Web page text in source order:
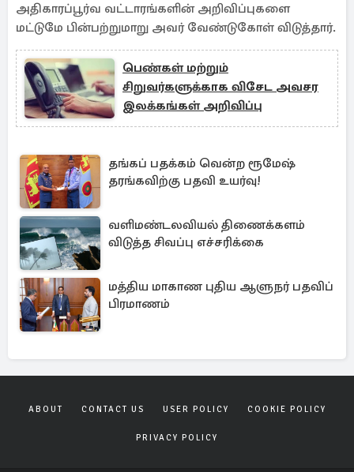
அதிகாரப்பூர்வ வட்டாரங்களின் அறிவிப்புகளை
மட்டுமே பின்பற்றுமாறு அவர் வேண்டுகோள் விடுத்தார்.
பெண்கள் மற்றும்
சிறுவர்களுக்காக விசேட அவசர
இலக்கங்கள் அறிவிப்பு
தங்கப் பதக்கம் வென்ற ரூமேஷ்
தரங்கவிற்கு பதவி உயர்வு!
வளிமண்டலவியல் திணைக்களம்
விடுத்த சிவப்பு எச்சரிக்கை
மத்திய மாகாண புதிய ஆளுநர் பதவிப்
பிரமாணம்
ABOUT CONTACT US USER POLICY COOKIE POLICY
PRIVACY POLICY